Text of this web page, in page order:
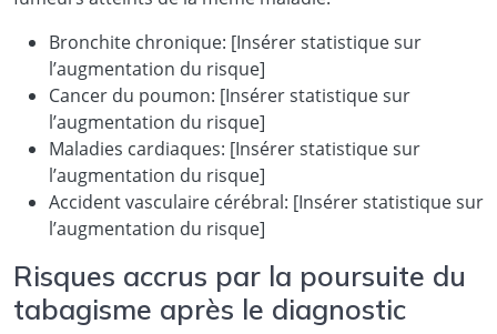
Bronchite chronique: [Insérer statistique sur
l’augmentation du risque]
Cancer du poumon: [Insérer statistique sur
l’augmentation du risque]
Maladies cardiaques: [Insérer statistique sur
l’augmentation du risque]
Accident vasculaire cérébral: [Insérer statistique sur
l’augmentation du risque]
Risques accrus par la poursuite du
tabagisme après le diagnostic